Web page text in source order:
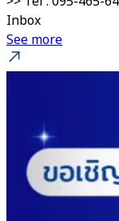
Inbox
See more